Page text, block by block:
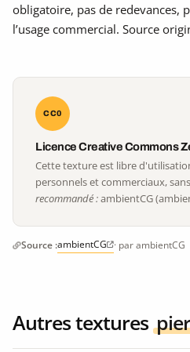
obligatoire, pas de redevances,
l’usage commercial. Source
CC0
Licence Creative Commons
Cette texture est libre
personnels et commerciaux,
recommandé :ambientCG
Source :ambientCG · par ambientCG
Autres textures